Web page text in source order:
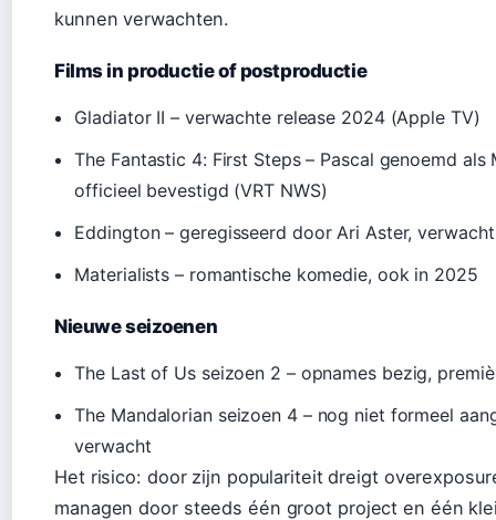
kunnen verwachten.
Films in productie of postproductie
Gladiator II – verwachte release 2024 (Apple TV)
The Fantastic 4: First Steps – Pascal genoemd als
officieel bevestigd (VRT NWS)
Eddington – geregisseerd door Ari Aster,
Materialists – romantische komedie, ook in 2025
Nieuwe seizoenen
The Last of Us seizoen 2 – opnames bezig,
The Mandalorian seizoen 4 – nog niet formeel
verwacht
Het risico: door zijn populariteit dreigt
managen door steeds één groot project en één